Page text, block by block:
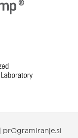
prOgramIranje.si